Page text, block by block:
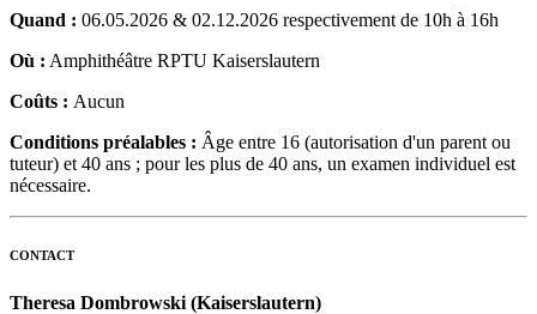
Quand : 06.05.2026 & 02.12.2026 respectivement de 10h à 16h
Où : Amphithéâtre RPTU Kaiserslautern
Coûts : Aucun
Conditions préalables : Âge entre 16 (autorisation d'un parent ou
tuteur) et 40 ans ; pour les plus de 40 ans, un examen individuel est
nécessaire.
CONTACT
Theresa Dombrowski (Kaiserslautern)